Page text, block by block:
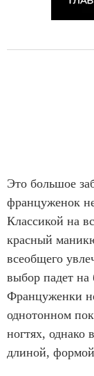
Это большое
француженок
Классикой на
красный
всеобщего
выбор падет
Француженки
однотонном
ногтях, однако
длиной,